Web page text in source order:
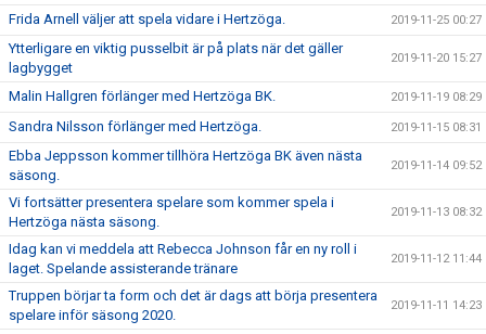
Frida Arnell väljer att spela vidare i Hertzöga. 2019-11-25 00:27
Ytterligare en viktig pusselbit är på plats när det gäller
lagbygget
2019-11-20 15:27
Malin Hallgren förlänger med Hertzöga BK. 2019-11-19 08:29
Sandra Nilsson förlänger med Hertzöga. 2019-11-15 08:31
Ebba Jeppsson kommer tillhöra Hertzöga BK även nästa
säsong.
2019-11-14 09:52
Vi fortsätter presentera spelare som kommer spela i
Hertzöga nästa säsong.
2019-11-13 08:32
Idag kan vi meddela att Rebecca Johnson får en ny roll i
laget. Spelande assisterande tränare
2019-11-12 11:44
Truppen börjar ta form och det är dags att börja presentera
spelare inför säsong 2020.
2019-11-11 14:23